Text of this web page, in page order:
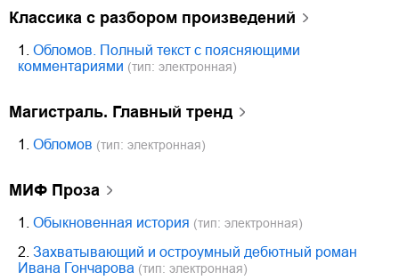
Классика с разбором произведений
1. Обломов. Полный текст с поясняющими
комментариями (тип: электронная)
Магистраль. Главный тренд
1. Обломов (тип: электронная)
МИФ Проза
1. Обыкновенная история (тип: электронная)
2. Захватывающий и остроумный дебютный роман
Ивана Гончарова (тип: электронная)